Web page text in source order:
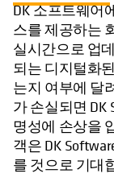
DK 소프트웨어
스를 제공하는
실시간으로 업
되는 디지털화
는지 여부에 달
가 손실되면 DK
명성에 손상을
객은 DK
를 것으로 기대